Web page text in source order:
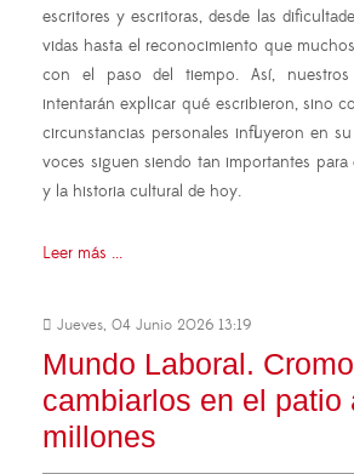
escritores y escritoras, desde las
vidas hasta el reconocimiento que
con el paso del tiempo. Así,
intentarán explicar qué escribieron, sino
circunstancias personales influyeron en
voces siguen siendo tan importantes para
y la historia cultural de hoy.
Leer más ...
Jueves, 04 Junio 2026 13:19
Mundo Laboral.
cambiarlos en el patio
millones